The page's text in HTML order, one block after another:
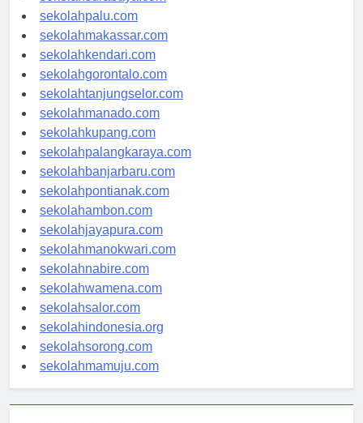
sekolahsurabaya.com
sekolahpalu.com
sekolahmakassar.com
sekolahkendari.com
sekolahgorontalo.com
sekolahtanjungselor.com
sekolahmanado.com
sekolahkupang.com
sekolahpalangkaraya.com
sekolahbanjarbaru.com
sekolahpontianak.com
sekolahambon.com
sekolahjayapura.com
sekolahmanokwari.com
sekolahnabire.com
sekolahwamena.com
sekolahsalor.com
sekolahindonesia.org
sekolahsorong.com